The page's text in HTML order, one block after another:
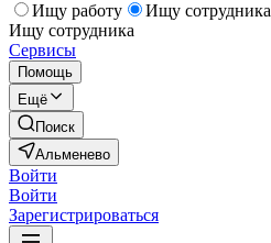
Ищу работу
Ищу сотрудника
Ищу сотрудника
Сервисы
Помощь
Ещё
Поиск
Альменево
Войти
Войти
Зарегистрироваться